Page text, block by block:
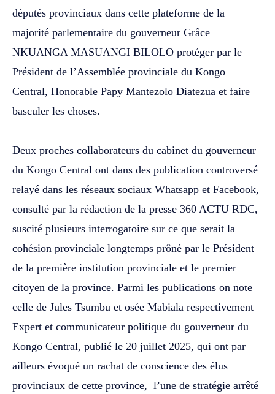
députés provinciaux dans cette plateforme de la
majorité parlementaire du gouverneur Grâce
NKUANGA MASUANGI BILOLO protéger par le
Président de l’Assemblée provinciale du Kongo
Central, Honorable Papy Mantezolo Diatezua et faire
basculer les choses.
‎Deux proches collaborateurs du cabinet du gouverneur
du Kongo Central ont dans des publication controversé
relayé dans les réseaux sociaux Whatsapp et Facebook,
consulté par la rédaction de la presse 360 ACTU RDC,
suscité plusieurs interrogatoire sur ce que serait la
cohésion provinciale longtemps prôné par le Président
de la première institution provinciale et le premier
citoyen de la province. Parmi les publications on note
celle de Jules Tsumbu et osée Mabiala respectivement
Expert et communicateur politique du gouverneur du
Kongo Central, publié le 20 juillet 2025, qui ont par
ailleurs évoqué un rachat de conscience des élus
provinciaux de cette province, l’une de stratégie arrêté